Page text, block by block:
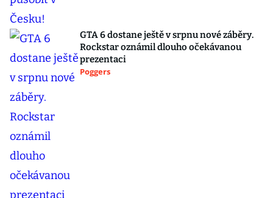
GTA 6 dostane ještě v srpnu nové záběry.
Rockstar oznámil dlouho očekávanou
prezentaci
Poggers